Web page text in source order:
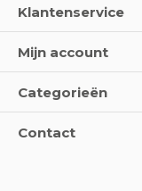
Klantenservice
Mijn account
Categorieën
Contact